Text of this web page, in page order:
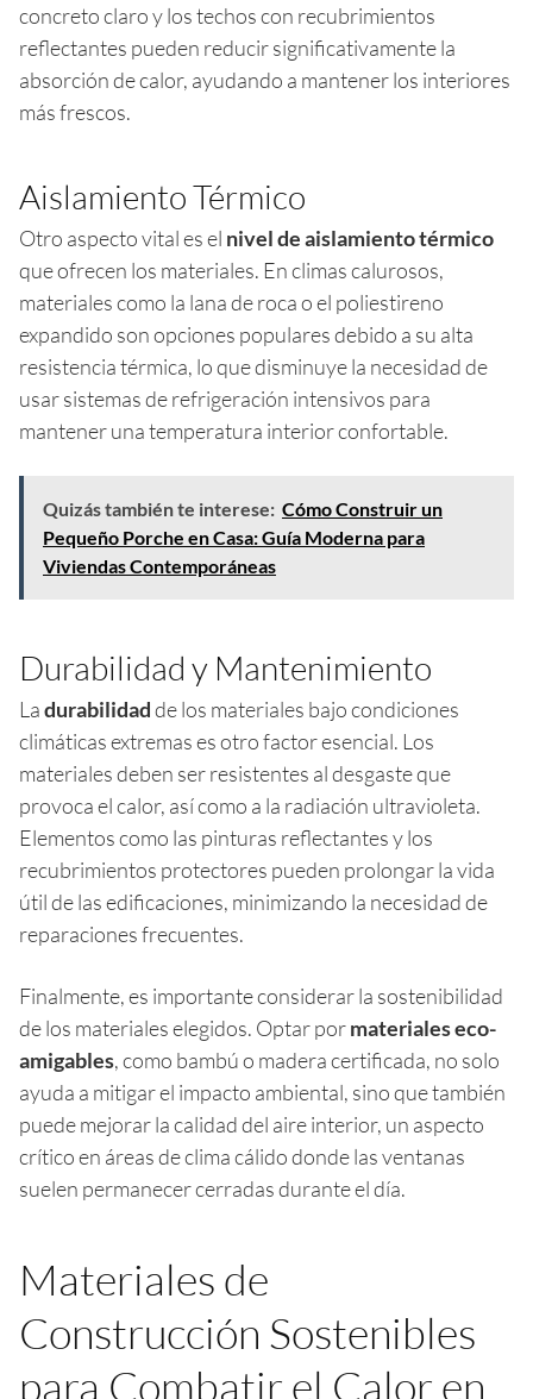
concreto claro y los techos con recubrimientos
reflectantes pueden reducir significativamente la
absorción de calor, ayudando a mantener los interiores
más frescos.
Aislamiento Térmico
Otro aspecto vital es el nivel de aislamiento térmico
que ofrecen los materiales. En climas calurosos,
materiales como la lana de roca o el poliestireno
expandido son opciones populares debido a su alta
resistencia térmica, lo que disminuye la necesidad de
usar sistemas de refrigeración intensivos para
mantener una temperatura interior confortable.
Quizás también te interese: Cómo Construir un
Pequeño Porche en Casa: Guía Moderna para
Viviendas Contemporáneas
Durabilidad y Mantenimiento
Ladurabilidadde los materiales bajo condiciones
climáticas extremas es otro factor esencial. Los
materiales deben ser resistentes al desgaste que
provoca el calor, así como a la radiación ultravioleta.
Elementos como las pinturas reflectantes y los
recubrimientos protectores pueden prolongar la vida
útil de las edificaciones, minimizando la necesidad de
reparaciones frecuentes.
Finalmente, es importante considerar la sostenibilidad
de los materiales elegidos. Optar pormateriales eco-
amigables, como bambú o madera certificada, no solo
ayuda a mitigar el impacto ambiental, sino que también
puede mejorar la calidad del aire interior, un aspecto
crítico en áreas de clima cálido donde las ventanas
suelen permanecer cerradas durante el día.
Materiales de
Construcción Sostenibles
para Combatir el Calor en